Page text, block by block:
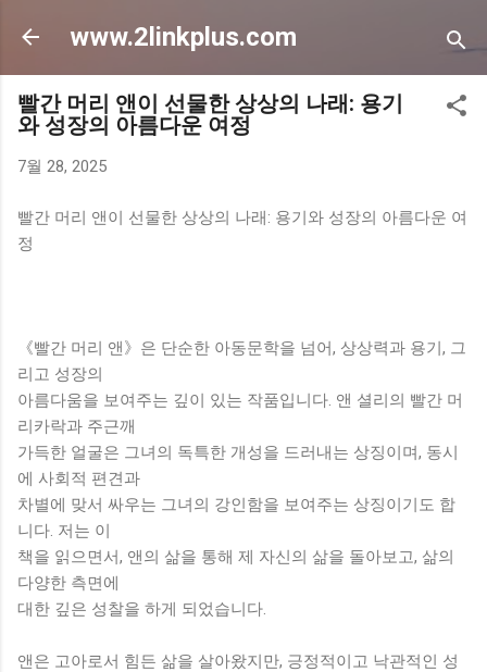
기본 콘텐츠로 건너뛰기
www.2linkplus.com
빨간 머리 앤이 선물한 상상의 나래: 용기
와 성장의 아름다운 여정
7월 28, 2025
빨간 머리 앤이 선물한 상상의 나래: 용기와 성장의 아름다운 여
정
《빨간 머리 앤》은 단순한 아동문학을 넘어, 상상력과 용기, 그
리고 성장의
아름다움을 보여주는 깊이 있는 작품입니다. 앤 셜리의 빨간 머
리카락과 주근깨
가득한 얼굴은 그녀의 독특한 개성을 드러내는 상징이며, 동시
에 사회적 편견과
차별에 맞서 싸우는 그녀의 강인함을 보여주는 상징이기도 합
니다. 저는 이
책을 읽으면서, 앤의 삶을 통해 제 자신의 삶을 돌아보고, 삶의
다양한 측면에
대한 깊은 성찰을 하게 되었습니다.
앤은 고아로서 힘든 삶을 살아왔지만, 긍정적이고 낙관적인 성